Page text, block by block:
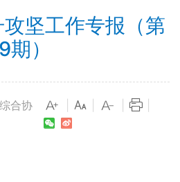
坚工作专报（第
9期）
合协